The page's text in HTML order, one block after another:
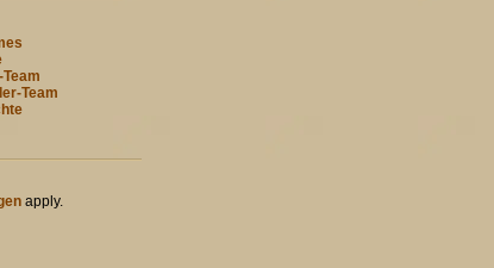
Team
apply.